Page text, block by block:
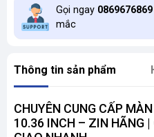
Gọi ngay 0869676869
mắc
Thông tin sản phẩm
CHUYÊN CUNG CẤP
10.36 INCH – ZIN HÃNG